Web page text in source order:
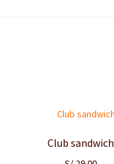
Club sandwich